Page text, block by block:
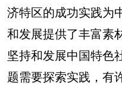
济特区的成功实践为
和发展提供了丰富素
坚持和发展中国特色
题需要探索实践，有